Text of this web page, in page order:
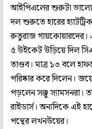
আইপিএলের শুরুটা ভালো
দল শুরুতে হারের
রুতুরাজ গায়কোয়ারদের।
৫ উইকেট উড়িয়ে দিল
তাণ্ডব। মাত্র ১৩ বলে
পরিষ্কার করে দিলেন।
পড়লেন সঞ্জু স্যামসনরা।
রাইডার্স। অন্যদিকে এই
পন্থের লখনউয়ের।